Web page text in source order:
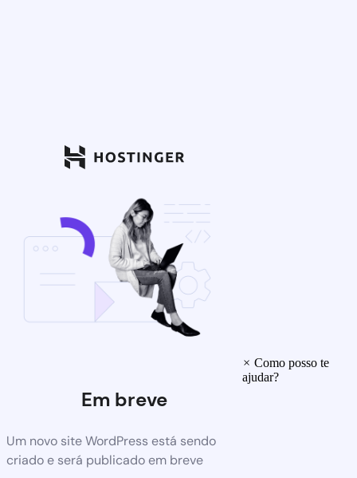
Em breve
Um novo site WordPress está sendo
criado e será publicado em breve
× Como posso te
ajudar?